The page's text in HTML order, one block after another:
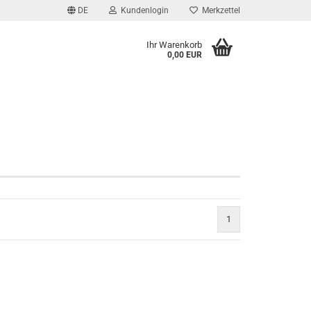
DE Kundenlogin Merkzettel
Ihr Warenkorb
0,00 EUR
1